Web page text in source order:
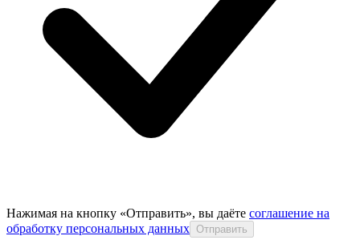
Нажимая на кнопку «Отправить», вы даёте соглашение на
обработку персональных данных Отправить